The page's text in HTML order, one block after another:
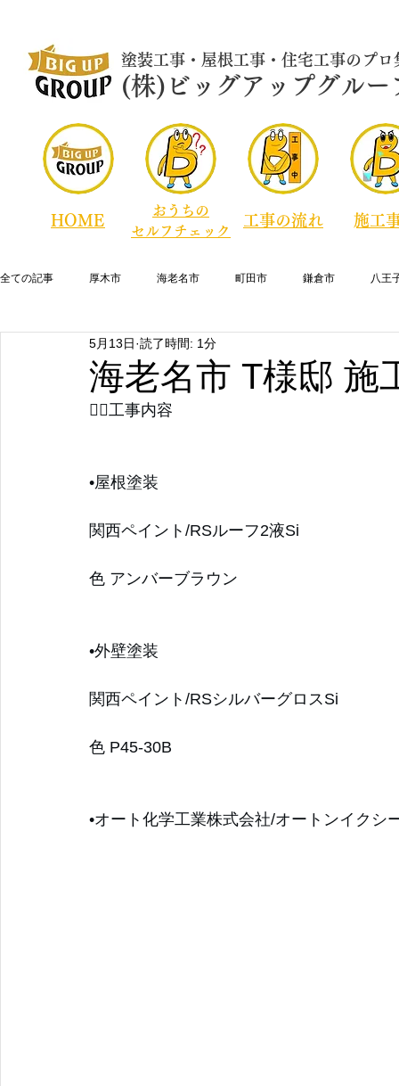
HOME
塗装工事・屋根工事・住宅工事のプロ
​​​(株)ビッグアップグルー
おうちの
セルフチェック
​工事の流れ 施工
全ての記事 厚木市 海老名市 町田市 鎌倉市 八王
逗子市 藤沢市
磯子区
海老名市 T様邸 施
5月13日 読了時間: 1分
👷‍♀️工事内容
•屋根塗装
関西ペイント/RSルーフ2液Si
色 アンバーブラウン
•外壁塗装
関西ペイント/RSシルバーグロスSi
色 P45-30B
•オート化学工業株式会社/オートンイクシ